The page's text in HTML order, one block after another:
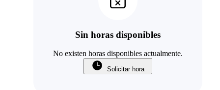
Sin horas disponibles
No existen horas disponibles actualmente.
Solicitar hora